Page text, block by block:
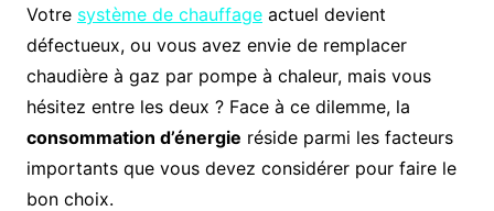
Votre système de chauffageactuel devient
défectueux, ou vous avez envie de remplacer
chaudière à gaz par pompe à chaleur, mais vous
hésitez entre les deux ? Face à ce dilemme, la
consommation d’énergie réside parmi les facteurs
importants que vous devez considérer pour faire le
bon choix.